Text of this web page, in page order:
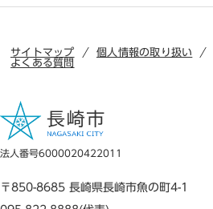
サイトマップ 個人情報の取り扱い
よくある質問
法人番号6000020422011
〒850-8685 長崎県長崎市魚の町4-1